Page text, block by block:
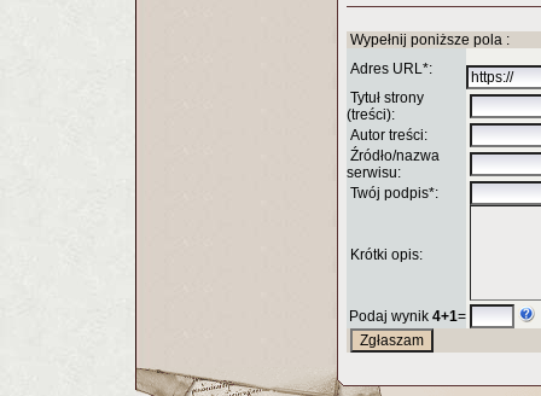
Wypełnij poniższe pola :
Adres URL*:
Tytuł strony
(treści):
Autor treści:
Źródło/nazwa
serwisu:
Twój podpis*:
Krótki opis:
Podaj wynik 4+1=